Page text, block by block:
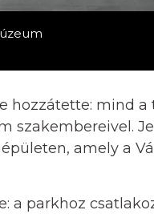
hozzátette: mind a
szakembereivel.
amely a
a parkhoz